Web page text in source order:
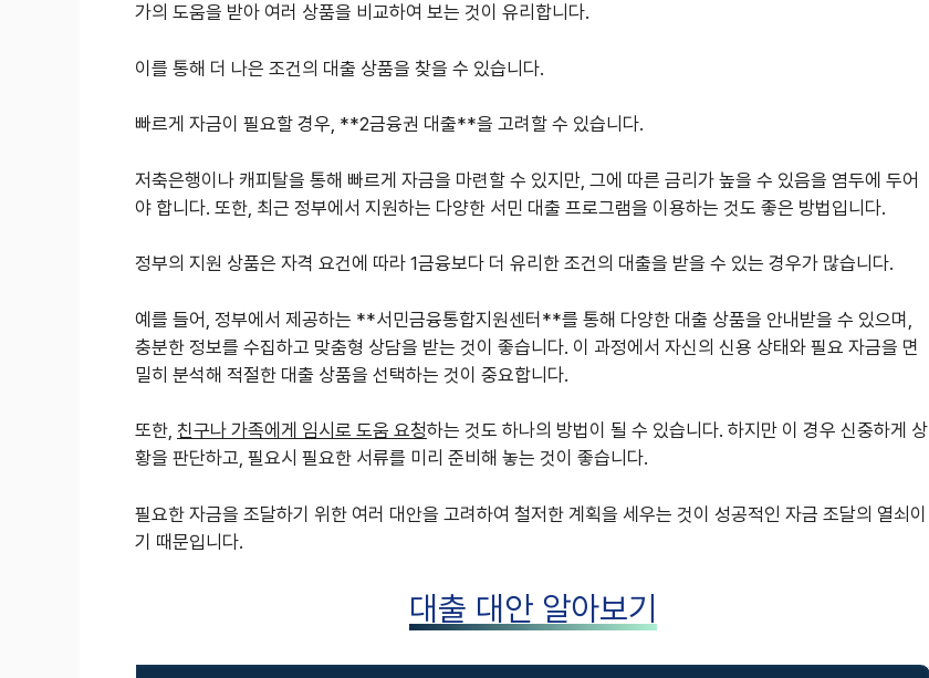
가의 도움을 받아 여러 상품을 비교하여 보는 것이 유리합니다.
이를 통해 더 나은 조건의 대출 상품을 찾을 수 있습니다.
빠르게 자금이 필요할 경우, **2금융권 대출**을 고려할 수 있습니다.
저축은행이나 캐피탈을 통해 빠르게 자금을 마련할 수 있지만, 그에 따른 금리가 높을 수 있음을 염두에 두어
야 합니다. 또한, 최근 정부에서 지원하는 다양한 서민 대출 프로그램을 이용하는 것도 좋은 방법입니다.
정부의 지원 상품은 자격 요건에 따라 1금융보다 더 유리한 조건의 대출을 받을 수 있는 경우가 많습니다.
예를 들어, 정부에서 제공하는 **서민금융통합지원센터**를 통해 다양한 대출 상품을 안내받을 수 있으며,
충분한 정보를 수집하고 맞춤형 상담을 받는 것이 좋습니다. 이 과정에서 자신의 신용 상태와 필요 자금을 면
밀히 분석해 적절한 대출 상품을 선택하는 것이 중요합니다.
또한, 친구나 가족에게 임시로 도움 요청하는 것도 하나의 방법이 될 수 있습니다. 하지만 이 경우 신중하게 상
황을 판단하고, 필요시 필요한 서류를 미리 준비해 놓는 것이 좋습니다.
필요한 자금을 조달하기 위한 여러 대안을 고려하여 철저한 계획을 세우는 것이 성공적인 자금 조달의 열쇠이
기 때문입니다.
대출 대안 알아보기